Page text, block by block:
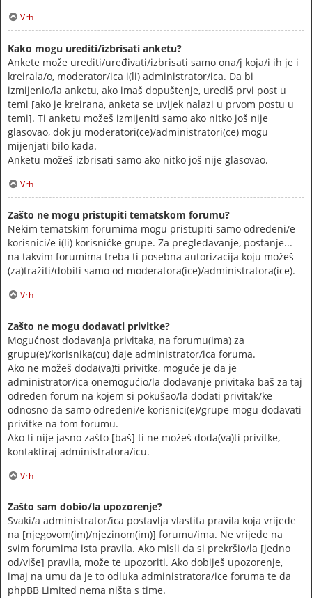
Vrh
Kako mogu urediti/izbrisati anketu?
Ankete može urediti/uređivati/izbrisati samo ona/j koja/i ih je i
kreirala/o, moderator/ica i(li) administrator/ica. Da bi
izmijenio/la anketu, ako imaš dopuštenje, urediš prvi post u
temi [ako je kreirana, anketa se uvijek nalazi u prvom postu u
temi]. Ti anketu možeš izmijeniti samo ako nitko još nije
glasovao, dok ju moderatori(ce)/administratori(ce) mogu
mijenjati bilo kada.
Anketu možeš izbrisati samo ako nitko još nije glasovao.
Vrh
Zašto ne mogu pristupiti tematskom forumu?
Nekim tematskim forumima mogu pristupiti samo određeni/e
korisnici/e i(li) korisničke grupe. Za pregledavanje, postanje...
na takvim forumima treba ti posebna autorizacija koju možeš
(za)tražiti/dobiti samo od moderatora(ice)/administratora(ice).
Vrh
Zašto ne mogu dodavati privitke?
Mogućnost dodavanja privitaka, na forumu(ima) za
grupu(e)/korisnika(cu) daje administrator/ica foruma.
Ako ne možeš doda(va)ti privitke, moguće je da je
administrator/ica onemogućio/la dodavanje privitaka baš za taj
određen forum na kojem si pokušao/la dodati privitak/ke
odnosno da samo određeni/e korisnici(e)/grupe mogu dodavati
privitke na tom forumu.
Ako ti nije jasno zašto [baš] ti ne možeš doda(va)ti privitke,
kontaktiraj administratora/icu.
Vrh
Zašto sam dobio/la upozorenje?
Svaki/a administrator/ica postavlja vlastita pravila koja vrijede
na [njegovom(im)/njezinom(im)] forumu/ima. Ne vrijede na
svim forumima ista pravila. Ako misli da si prekršio/la [jedno
od/više] pravila, može te upozoriti. Ako dobiješ upozorenje,
imaj na umu da je to odluka administratora/ice foruma te da
phpBB Limited nema ništa s time.